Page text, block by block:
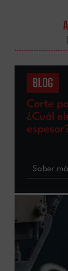
BLOG
Corte
¿Cuál
Saber